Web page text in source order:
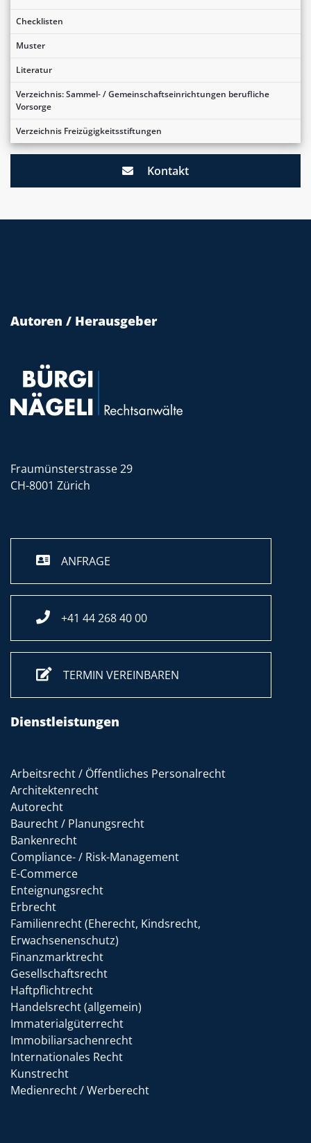
Checklisten
Muster
Literatur
Verzeichnis: Sammel- / Gemeinschaftseinrichtungen berufliche
Vorsorge
Verzeichnis Freizügigkeitsstiftungen
Kontakt
Autoren / Herausgeber
Fraumünsterstrasse 29
CH-8001 Zürich
ANFRAGE
+41 44 268 40 00
TERMIN VEREINBAREN
Dienstleistungen
Arbeitsrecht / Öffentliches Personalrecht
Architektenrecht
Autorecht
Baurecht / Planungsrecht
Bankenrecht
Compliance- / Risk-Management
E-Commerce
Enteignungsrecht
Erbrecht
Familienrecht (Eherecht, Kindsrecht,
Erwachsenenschutz)
Finanzmarktrecht
Gesellschaftsrecht
Haftpflichtrecht
Handelsrecht (allgemein)
Immaterialgüterrecht
Immobiliarsachenrecht
Internationales Recht
Kunstrecht
Medienrecht / Werberecht